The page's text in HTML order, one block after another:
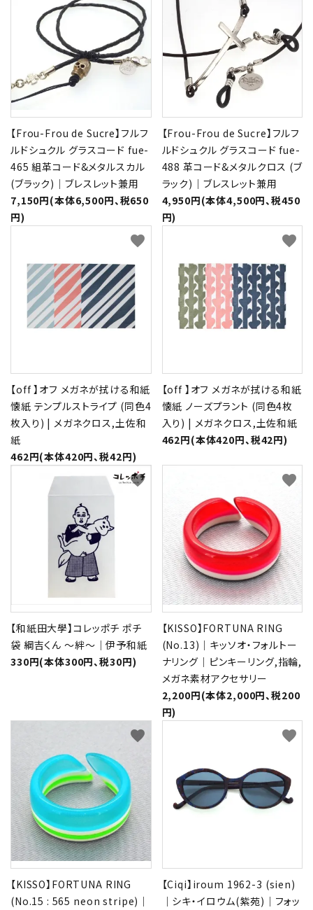
【Frou-Frou de Sucre】フルフ
ルドシュクル グラスコード fue-
465 組革コード&メタルスカル
(ブラック)｜ブレスレット兼用
7,150円(本体6,500円、税650
円)
【Frou-Frou de Sucre】フルフ
ルドシュクル グラスコード fue-
488 革コード&メタルクロス (ブ
ラック)｜ブレスレット兼用
4,950円(本体4,500円、税450
円)
【off 】オフ メガネが拭ける和紙
懐紙 テンプルストライプ (同色4
枚入り) | メガネクロス,土佐和
紙
462円(本体420円、税42円)
favorite
【off 】オフ メガネが拭ける和紙
懐紙 ノーズプラント (同色4枚
入り) | メガネクロス,土佐和紙
462円(本体420円、税42円)
favorite
【和紙田大學】コレッポチ ポチ
袋 綱吉くん ～絆～｜伊予和紙
330円(本体300円、税30円)
favorite
【KISSO】FORTUNA RING
(No.13)｜キッソオ・フォルトー
ナリング｜ピンキーリング,指輪,
メガネ素材アクセサリー
2,200円(本体2,000円、税200
円)
favorite
【KISSO】FORTUNA RING
(No.15 : 565 neon stripe)｜
favorite
【Ciqi】iroum 1962-3 (sien)
｜シキ・イロウム(紫苑)｜フォッ
favorite